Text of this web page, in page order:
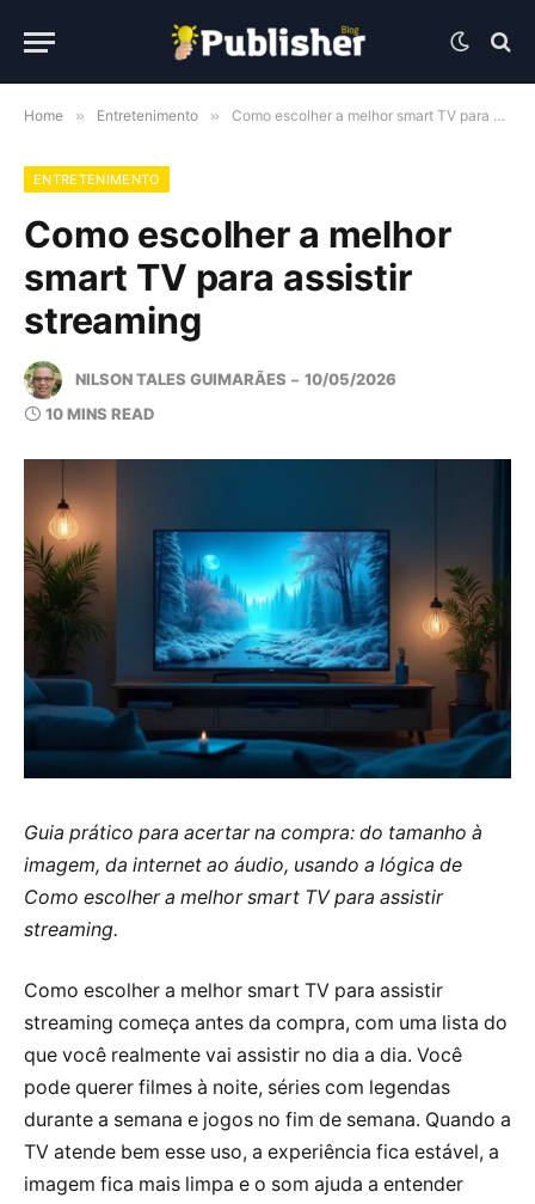
Home » Entretenimento » Como escolher a melhor smart TV para assistir streaming
ENTRETENIMENTO
Como escolher a melhor
smart TV para assistir
streaming
NILSON TALES GUIMARÃES
10/05/2026
10 MINS READ
Guia prático para acertar na compra: do tamanho à
imagem, da internet ao áudio, usando a lógica de
Como escolher a melhor smart TV para assistir
streaming.
Como escolher a melhor smart TV para assistir
streaming começa antes da compra, com uma lista do
que você realmente vai assistir no dia a dia. Você
pode querer filmes à noite, séries com legendas
durante a semana e jogos no fim de semana. Quando a
TV atende bem esse uso, a experiência fica estável, a
imagem fica mais limpa e o som ajuda a entender